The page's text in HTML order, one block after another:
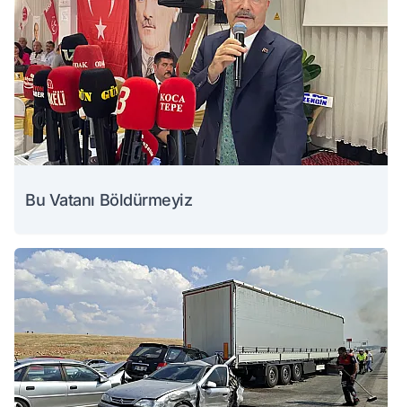
Bu Vatanı Böldürmeyiz